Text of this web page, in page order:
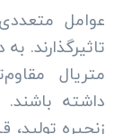
عوامل
تاثیرگذارند.
متریال
داشته
زنجیره